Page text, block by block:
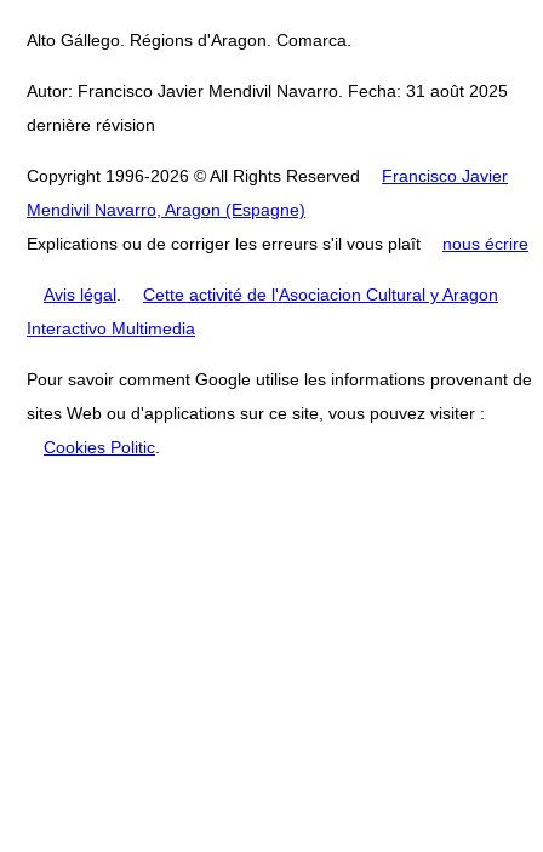
Alto Gállego. Régions d'Aragon. Comarca.
Autor: Francisco Javier Mendivil Navarro. Fecha: 31 août 2025
dernière révision
Copyright 1996-2026 © All Rights Reserved
Francisco Javier
Mendivil Navarro, Aragon (Espagne)
Explications ou de corriger les erreurs s'il vous plaît
nous écrire
Avis légal
Cette activité de l'Asociacion Cultural y Aragon
Interactivo Multimedia
Pour savoir comment Google utilise les informations provenant de
sites Web ou d'applications sur ce site, vous pouvez visiter :
Cookies Politic